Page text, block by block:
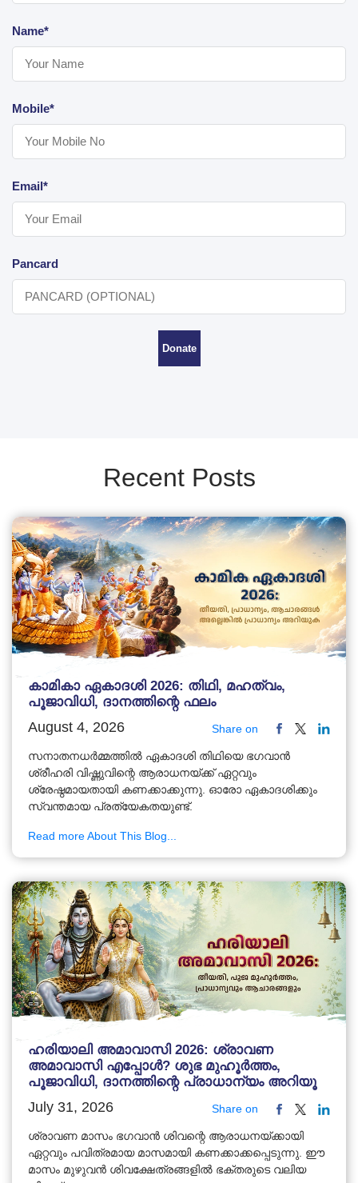
Name*
Mobile*
Email*
Pancard
Donate
Recent Posts
കാമികാ ഏകാദശി 2026: തിഥി, മഹത്വം,
പൂജാവിധി, ദാനത്തിന്റെ ഫലം
August 4, 2026 Share on
സനാതനധർമ്മത്തിൽ ഏകാദശി തിഥിയെ ഭഗവാൻ
ശ്രീഹരി വിഷ്ണുവിന്റെ ആരാധനയ്ക്ക് ഏറ്റവും
ശ്രേഷ്ഠമായതായി കണക്കാക്കുന്നു. ഓരോ ഏകാദശിക്കും
സ്വന്തമായ പ്രത്യേകതയുണ്ട്.
Read more About This Blog...
ഹരിയാലി അമാവാസി 2026: ശ്രാവണ
അമാവാസി എപ്പോൾ? ശുഭ മുഹൂർത്തം,
പൂജാവിധി, ദാനത്തിന്റെ പ്രാധാന്യം അറിയൂ
July 31, 2026 Share on
ശ്രാവണ മാസം ഭഗവാൻ ശിവന്റെ ആരാധനയ്ക്കായി
ഏറ്റവും പവിത്രമായ മാസമായി കണക്കാക്കപ്പെടുന്നു. ഈ
മാസം മുഴുവൻ ശിവക്ഷേത്രങ്ങളിൽ ഭക്തരുടെ വലിയ